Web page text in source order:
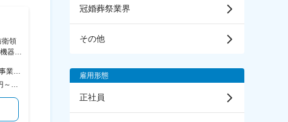
衛領
器お
＜勤務地詳細＞ 富岡事業所（IHIエアロスペース） 住所：群馬県富岡市藤木900番地 勤務地最寄駅：ＪＲ線／高崎駅 受動喫煙対策：屋内喫煙可能場所あり 変更の範囲：会社の定める事業所（リモートワーク含む）
＜予定年収＞ 650万円～1,050万円 ＜賃金形態＞ 月給制 ＜賃金内訳＞ 月額（基本給）：313,300円～430,000円 ＜月給＞ 313,300円～430,000円 ＜昇給有無＞ 有 ＜残業手当＞ 有 ＜給与補足＞ ※年収は、経験・年齢・資格等を考慮し、規定により決定致します。 ■昇給：年1回（4月） ■賞与：年2回（6月、12月） ■残業代：別途支給致します。 ※管理職採用となった場合は、監理・監督者のため残業代の支給はございません。 賃金はあくまでも目安の金額であり、選考を通じて上下する可能性があります。 月給(月額)は固定手当を含めた表記です。
※福利厚生◎／充実の教育体制
＜予定年収＞ 350万円～576万円 ＜賃金形態＞ 月給制 ＜賃金内訳＞ 月額（基本給）：200,000円～360,000円 ＜月給＞ 200,000円～360,000円 ＜昇給有無＞ 有 ＜残業手当＞ 有 ＜給与補足＞ ※社会人経験、面接結果等を考慮の上決定します。 ■昇給：年1回（4月） ■賞与：年2回（7月、12月）※過去実績2.6ヶ月 賃金はあくまでも目安の金額であり、選考を通じて上下する可能性があります。 月給(月額)は固定手当を含めた表記です。
能！【経験を活かせる！】
冠婚葬祭業界
その他
雇用形態
正社員